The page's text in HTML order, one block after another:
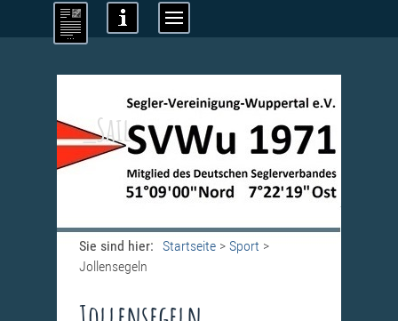
_Sail
Sie sind hier: Startseite > Sport >
Jollensegeln